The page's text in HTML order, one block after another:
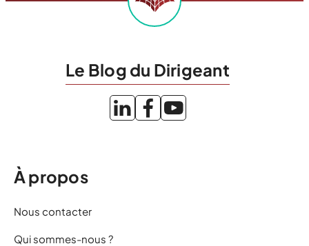
Le Blog du Dirigeant
À propos
Nous contacter
Qui sommes-nous ?